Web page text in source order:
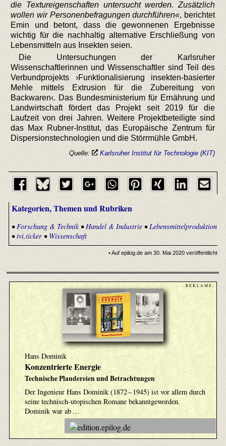
die Textureigenschaften untersucht werden. Zusätzlich
wollen wir Personenbefragungen durchführen , berichtet
Emin und betont, dass die gewonnenen Ergebnisse
wichtig für die nachhaltig alternative Erschließung von
Lebensmitteln aus Insekten seien.
Die Untersuchungen der Karlsruher
Wissenschaftlerinnen und Wissenschaftler sind Teil des
Verbundprojekts ›Funktionalisierung insekten-basierter
Mehle mittels Extrusion für die Zubereitung von
Backwaren‹. Das Bundesministerium für Ernährung und
Landwirtschaft fördert das Projekt seit 2019 für die
Laufzeit von drei Jahren. Weitere Projektbeteiligte sind
das Max Rubner-Institut, das Europäische Zentrum für
Dispersionstechnologien und die Störrmühle GmbH.
Quelle: Karlsruher Institut für Technologie (KIT)
Kategorien, Themen und Rubriken
• Forschung & Technik• Handel & Industrie• Lebensmittelproduktion
•tvi.ticker• Wissenschaft
• Auf epilog.de am 30. Mai 2020 veröffentlicht
- R E K L A M E -
Hans Dominik
Konzentrierte Energie
Technische Plaudereien und Betrachtungen
Der Ingenieur Hans Dominik (1872 – 1945) ist vor allem durch
seine technisch-utopischen Romane bekanntgeworden.
Dominik war ab …